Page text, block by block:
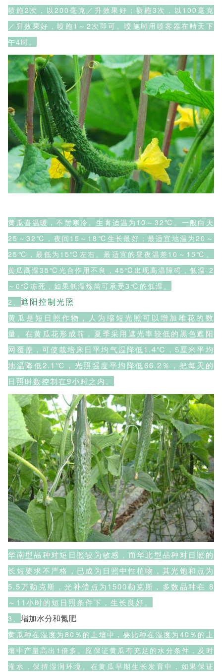
喷施2次，以200毫克／升效果好；喷施3次，以100毫克
／升效果好，喷施1～2次即可。喷施时用喷雾器在晴天下
午4时。
黄瓜喜温暖，不耐寒冷。生育适温为10～32℃。一般白天
25～32℃，夜间15～18℃生长最好；最适宜地温为20～
25℃，最低为15℃左右。最适宜的昼夜温差10～15℃。
黄瓜高温35℃光合作用不良，45℃出现高温障碍，低温-2
～0℃冻死，如果低温炼苗可承受3℃的低温。
2、遮阳控制光照
黄瓜是短日照作物，人为缩短光照可以增加雌花的数
量。在黄瓜花形成前，夏季采用遮光率较低的黑色遮阳
网覆盖，可使栽培床日平均气温降低1.4℃，5厘米平均
地温降低2.1℃，光照强度平均降低66.2％，把每天的
日照时数控制在9小时之内。
华南型品种对短日照较为敏感，而华北型品种对日照的
长短要求不严格，已成为日照中性植物，其光饱和点为
5.5万勒克斯，光补偿点为1500勒克斯，多数品种在 8
～11小时的短日照条件下，生长良好。
3、增加水分和氮肥
黄瓜种在湿度为80％的土壤中，要比种在湿度为40％的土
壤中产量高出1倍多。应保证黄瓜有充足的水分条件，及时
灌水，保持湿润环境。在黄瓜早期生长发育中，如果保证